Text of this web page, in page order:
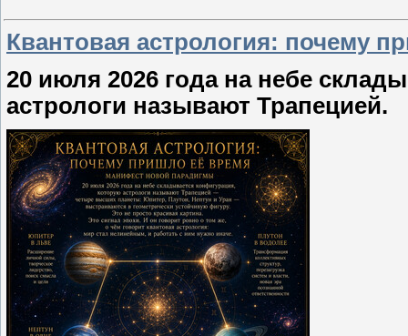
Квантовая астрология: почему
20 июля 2026 года на небе
астрологи называют Трапецией.